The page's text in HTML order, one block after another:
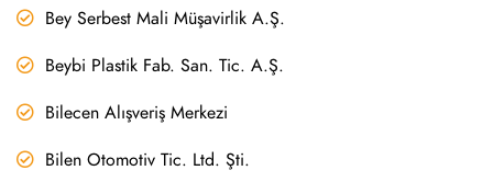
Bey Serbest Mali Müşavirlik A.Ş.
Beybi Plastik Fab. San. Tic. A.Ş.
Bilecen Alışveriş Merkezi
Bilen Otomotiv Tic. Ltd. Şti.